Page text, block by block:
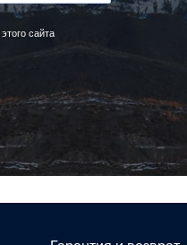
этого сайта